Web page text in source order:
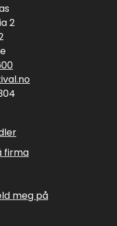
2
firma
meg på